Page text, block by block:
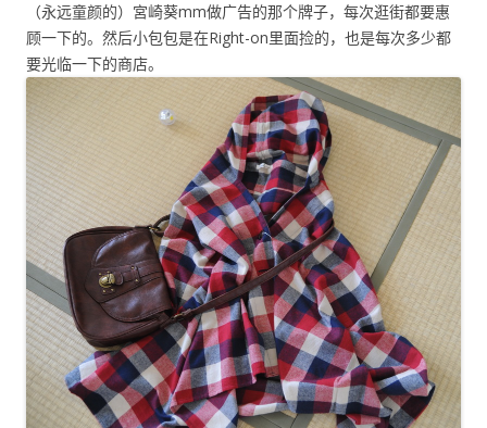
（永远童颜的）宮崎葵mm做广告的那个牌子，每次逛街都要惠
顾一下的。然后小包包是在Right-on里面捡的，也是每次多少都
要光临一下的商店。